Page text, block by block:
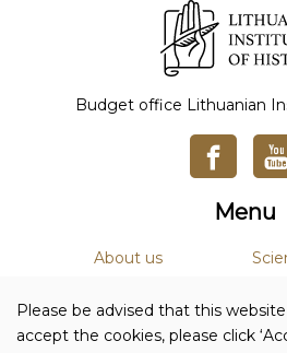
Budget office Lithuanian
Menu
About us
Studies
Please be advised that this
accept the cookies, please click